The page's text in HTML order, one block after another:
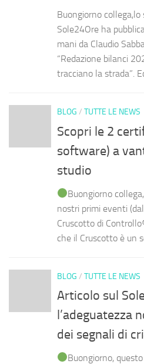
Buongiorno collega,lo
Sole24Ore ha
mani da Claudio
“Redazione bilanci
tracciano la strada”.
BLOG / TUTTE LE NEWS
Scopri le 2
software) a
studio
Buongiorno
nostri primi eventi
Cruscotto di
che il Cruscotto è un
BLOG / TUTTE LE NEWS
Articolo sul
l’adeguatezza
dei segnali di
Buongiorno,